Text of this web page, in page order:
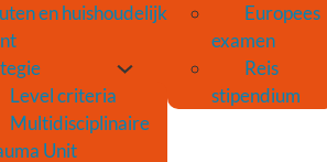
en huishoudelijk
Level criteria
Multidisciplinaire
Unit
Europees
examen
Reis
stipendium